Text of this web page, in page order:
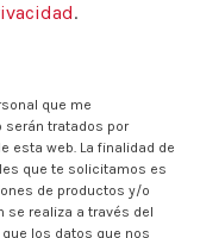
.
que me
serán tratados por
esta web. La finalidad de
que te solicitamos es
de productos y/o
se realiza a través del
los datos que nos